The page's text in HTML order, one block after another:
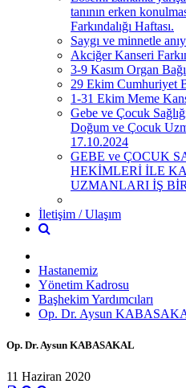
tanının erken
Farkındalığı Haftası.
Saygı ve minnetle
Akciğer Kanseri
3-9 Kasım Organ
29 Ekim Cumhuriyet
1-31 Ekim Meme
Gebe ve Çocuk
Doğum ve Çocuk
17.10.2024
GEBE ve ÇOCUK
HEKİMLERİ İLE
UZMANLARI İŞ
İletişim / Ulaşım
Hastanemiz
Yönetim Kadrosu
Başhekim Yardımcıları
Op. Dr. Aysun
Op. Dr. Aysun KABASAKAL
11 Haziran 2020